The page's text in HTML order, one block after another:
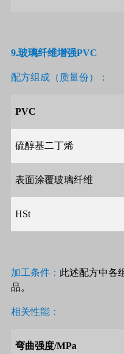
9.玻璃纤维增强PVC
配方组成（质量份）：
PVC
硫醇基二丁烯
表面涂覆玻璃纤维
HSt
加工条件： 此述配方中各
品。
相关性能：
弯曲强度/MPa